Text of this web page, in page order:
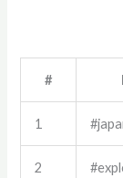
#
1
2